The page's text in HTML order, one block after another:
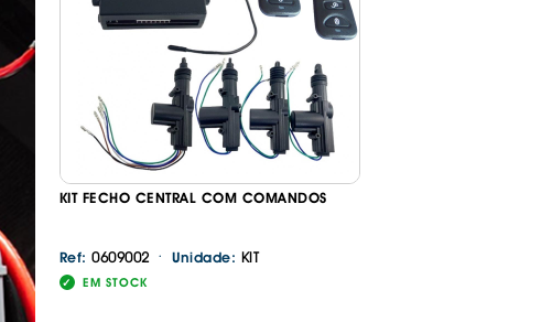
. TAPETES ORIGINAIS BORRACHA
PESADOS E CARAVANAS
. TAPETES ORIGINAIS BORRACHA 3D
. TAPETES ORIGINAIS BORRACHA
. TAPETES UNIVERSAIS ALCATIFA
. TAPETES UNIVERSAIS ALCATIFA
. TAPETES UNIVERSAIS BORRACHA
. TAPETES UNIVERSAIS BORRACHA
MALA
KIT FECHO CENTRAL COM COMANDOS
Ref: 0609002 · Unidade: KIT
EM STOCK
Continuar a comprar